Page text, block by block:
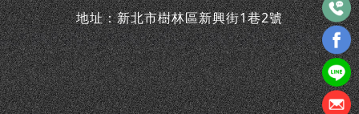
地址：新北市樹林區新興街1巷2號